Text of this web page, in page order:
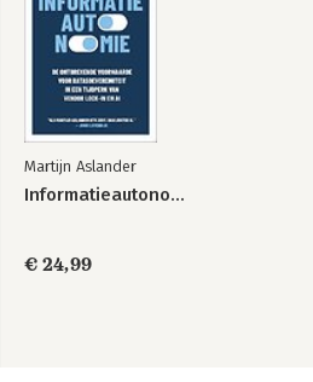
Martijn Aslander
Informatieautonomie
€ 24,99